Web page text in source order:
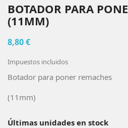
BOTADOR PARA
(11MM)
8,80 €
Impuestos incluidos
Botador para poner remaches
(11mm)
Últimas unidades en stock